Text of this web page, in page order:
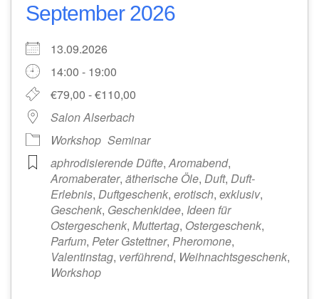
September 2026
13.09.2026
14:00 - 19:00
€79,00 - €110,00
Salon Alserbach
Workshop Seminar
aphrodisierende Düfte,Aromabend,
Aromaberater, ätherische Öle, Duft, Duft-
Erlebnis, Duftgeschenk, erotisch, exklusiv,
Geschenk, Geschenkidee, Ideen für
Ostergeschenk, Muttertag, Ostergeschenk,
Parfum, Peter Gstettner, Pheromone,
Valentinstag, verführend, Weihnachtsgeschenk,
Workshop